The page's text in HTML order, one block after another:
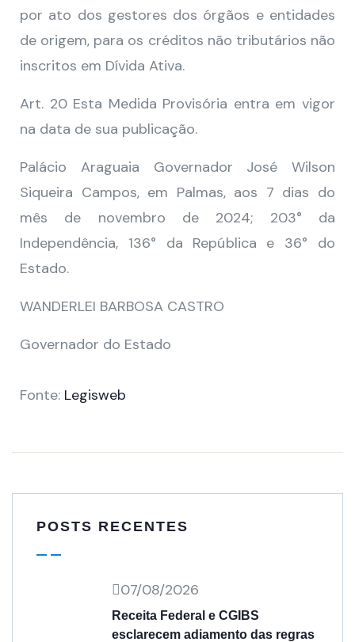
por ato dos gestores dos órgãos e entidades
de origem, para os créditos não tributários não
inscritos em Dívida Ativa.
Art. 20 Esta Medida Provisória entra em vigor
na data de sua publicação.
Palácio Araguaia Governador José Wilson
Siqueira Campos, em Palmas, aos 7 dias do
mês de novembro de 2024; 203° da
Independência, 136° da República e 36° do
Estado.
WANDERLEI BARBOSA CASTRO
Governador do Estado
Fonte: Legisweb
POSTS RECENTES
07/08/2026
Receita Federal e CGIBS
esclarecem adiamento das regras